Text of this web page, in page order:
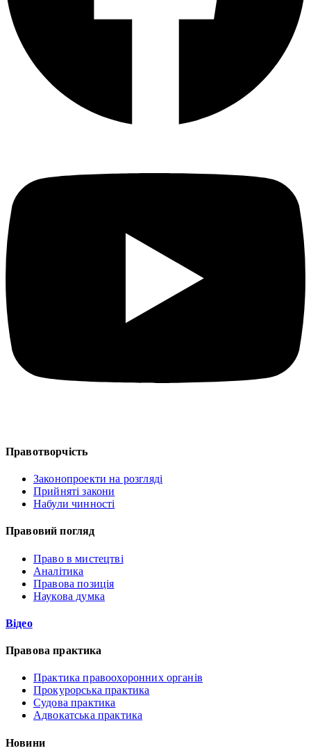
Правотворчість
Законопроекти на розгляді
Прийняті закони
Набули чинності
Правовий погляд
Право в мистецтві
Аналітика
Правова позиція
Наукова думка
Відео
Правова практика
Практика правоохоронних органів
Прокурорська практика
Судова практика
Адвокатська практика
Новини